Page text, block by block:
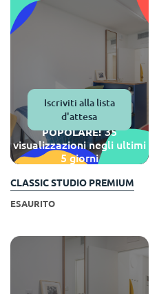
POPOLARE! 35
visualizzazioni negli ultimi
5 giorni
Iscriviti alla lista
d'attesa
CLASSIC STUDIO PREMIUM
ESAURITO